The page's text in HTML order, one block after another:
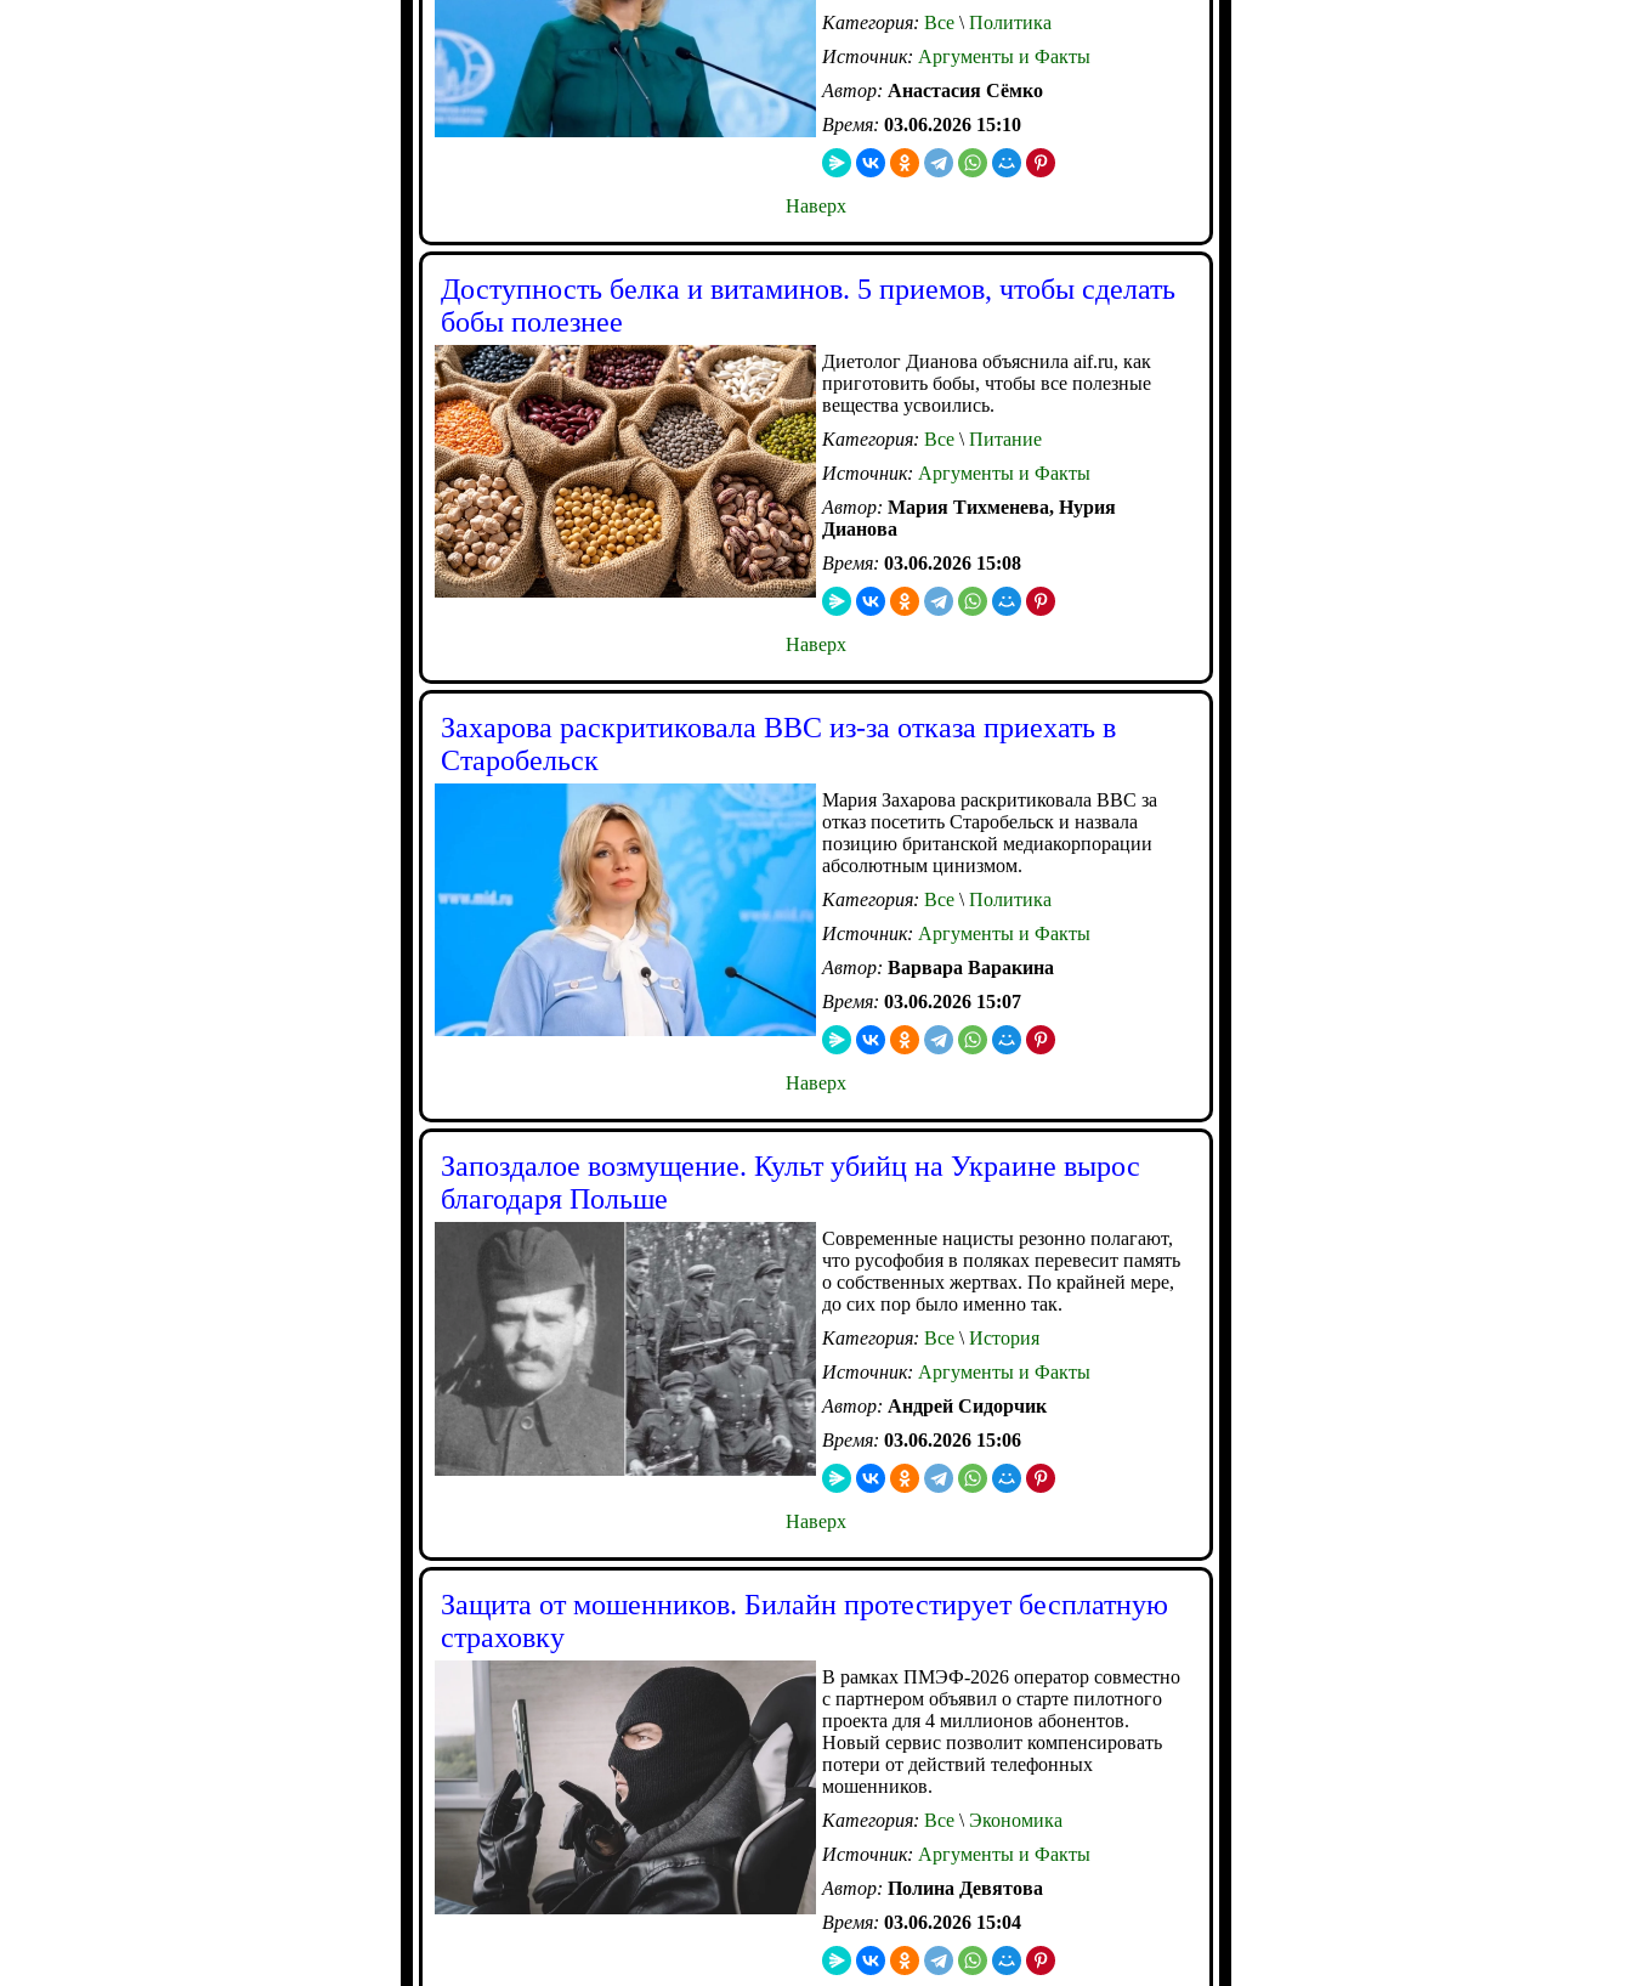
Категория: Все \ Политика
Источник: Аргументы и Факты
Автор: Анастасия Сёмко
Время: 03.06.2026 15:10
Наверх
Доступность белка и витаминов. 5 приемов, чтобы сделать
бобы полезнее
Диетолог Дианова объяснила aif.ru, как
приготовить бобы, чтобы все полезные
вещества усвоились.
Категория: Все \ Питание
Источник: Аргументы и Факты
Автор: Мария Тихменева, Нурия
Дианова
Время: 03.06.2026 15:08
Наверх
Захарова раскритиковала BBC из-за отказа приехать в
Старобельск
Мария Захарова раскритиковала BBC за
отказ посетить Старобельск и назвала
позицию британской медиакорпорации
абсолютным цинизмом.
Категория: Все \ Политика
Источник: Аргументы и Факты
Автор: Варвара Варакина
Время: 03.06.2026 15:07
Наверх
Запоздалое возмущение. Культ убийц на Украине вырос
благодаря Польше
Современные нацисты резонно полагают,
что русофобия в поляках перевесит память
о собственных жертвах. По крайней мере,
до сих пор было именно так.
Категория: Все \ История
Источник: Аргументы и Факты
Автор: Андрей Сидорчик
Время: 03.06.2026 15:06
Наверх
Защита от мошенников. Билайн протестирует бесплатную
страховку
В рамках ПМЭФ-2026 оператор совместно
с партнером объявил о старте пилотного
проекта для 4 миллионов абонентов.
Новый сервис позволит компенсировать
потери от действий телефонных
мошенников.
Категория: Все \ Экономика
Источник: Аргументы и Факты
Автор: Полина Девятова
Время: 03.06.2026 15:04